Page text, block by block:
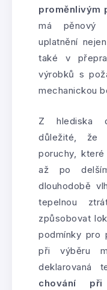
proměnlivým
má pěnový
uplatnění
také v
výrobků s
mechanickou
Z hlediska
důležité, že
poruchy,
až po
dlouhodobě
tepelnou
způsobovat
podmínky pro
při výběru
deklarovaná
chování při